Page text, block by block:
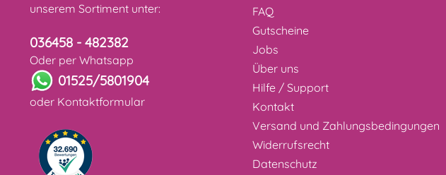
unserem Sortiment unter:
036458 - 482382
Oder per Whatsapp
01525/5801904
oder Kontaktformular
FAQ
Gutscheine
Jobs
Über uns
Hilfe / Support
Kontakt
Versand und Zahlungsbedingungen
Widerrufsrecht
Datenschutz